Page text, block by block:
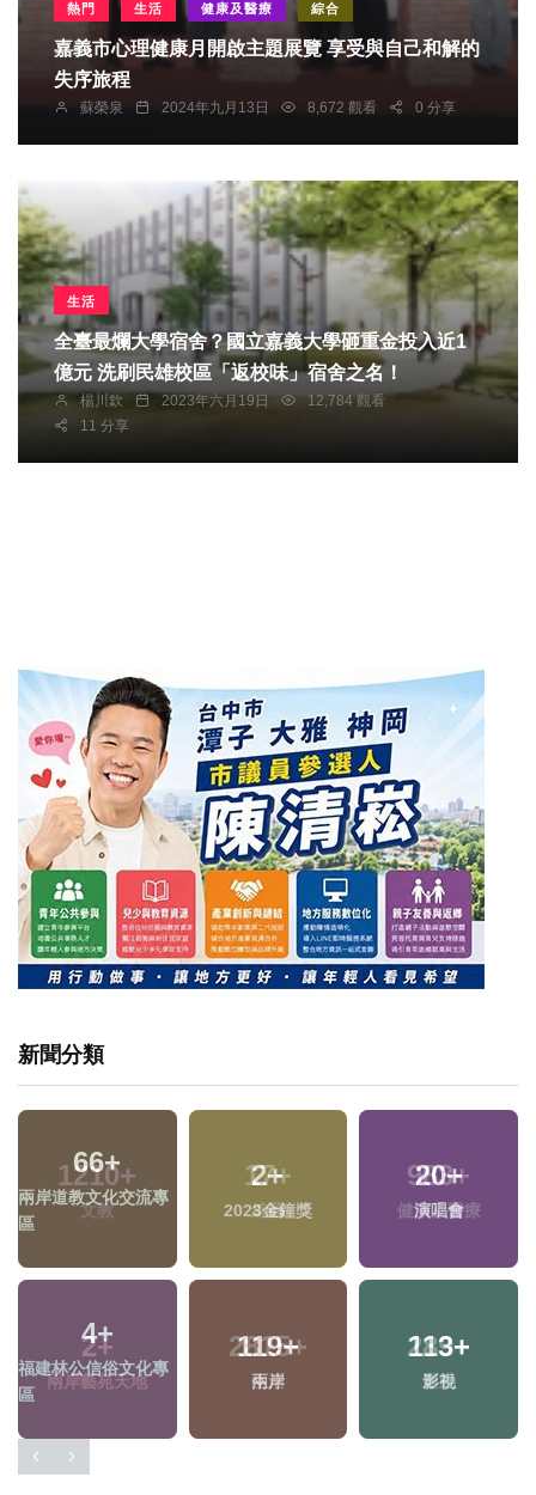
熱門 生活 健康及醫療 綜合
嘉義市心理健康月開啟主題展覽 享受與自己和解的
失序旅程
蘇榮泉 2024年九月13日 8,672 觀看 0 分享
生活
全臺最爛大學宿舍？國立嘉義大學砸重金投入近1
億元 洗刷民雄校區「返校味」宿舍之名！
楊川欽 2023年六月19日
12,784 觀看
11 分享
新聞分類
1210+
文教
17+
綜藝
983+
健康及醫療
2+
兩岸藝苑天地
2815+
生活
289+
運動